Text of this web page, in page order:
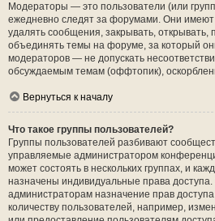
Модераторы — это пользователи (или
ежедневно следят за форумами. Они имеют
удалять сообщения, закрывать, открывать,
объединять темы на форуме, за который
модераторов — не допускать
обсуждаемым темам (оффтопик),
Вернуться к началу
Что такое группы пользователей?
Группы пользователей разбивают
управляемые администратором
может состоять в нескольких группах, и
назначены индивидуальные права доступа.
администраторам назначение прав
количеству пользователей, например,